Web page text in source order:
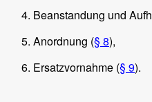
Beanstandung und
Anordnung (§ 8),
Ersatzvornahme (§ 9).